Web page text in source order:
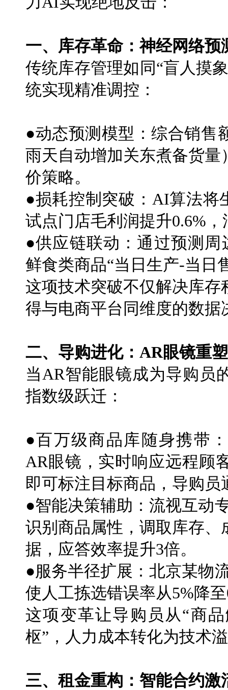
一、库存革命：神经网络预
传统库存管理如同“盲人摸
统实现精准调控：
●动态预测模型：综合销售
雨天自动增加关东煮备货量
价策略。
●损耗控制突破：AI算法将
试点门店毛利润提升0.6%
●供应链联动：通过预测
鲜食类商品“当日生产-当日
这项技术突破不仅解决库
得与电商平台同维度的数据
二、导购进化：AR眼镜重
当AR智能眼镜成为导购员
指数级跃迁：
●百万级商品库随身携带
AR眼镜，实时响应远程顾
即可标注目标商品，导购
●智能决策辅助：流视互动
识别商品属性，调取库存、
据，应答效率提升3倍。
●服务半径扩展：北京某物
使人工拣选错误率从5%降
这项变革让导购员从“商
枢”，人力成本转化为技术
三、租金重构：智能合约激